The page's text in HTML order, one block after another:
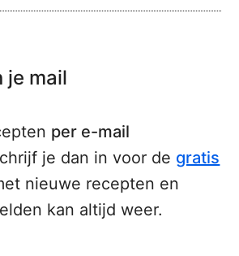
je mail
per e-mail
je dan in voor de gratis
nieuwe recepten en
kan altijd weer.